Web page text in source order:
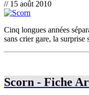
// 15 août 2010
Cinq longues années
sans crier gare, la
Scorn - Fiche